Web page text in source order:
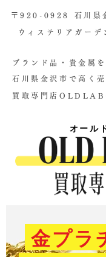
金プラ
〒920-0928 石川県
ウィステリアガーデ
ブランド品・貴金属を
石川県金沢市で高く売
買取専門店OLDLAB
オール